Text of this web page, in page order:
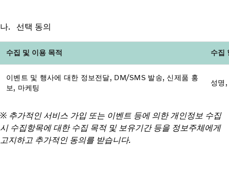
나. 선택 동의
수집 및 이용 목적 수집
이벤트 및 행사에 대한 정보전달, DM/SMS 발송, 신제품 홍
보, 마케팅
성명
※ 추가적인 서비스 가입 또는 이벤트 등에 의한 개인정보 수집
시 수집항목에 대한 수집 목적 및 보유기간 등을 정보주체에게
고지하고 추가적인 동의를 받습니다.